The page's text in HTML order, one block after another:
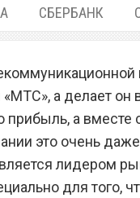
СБЕРБАНК
а делает он
прибыль, а вместе
это очень
лидером
для того,